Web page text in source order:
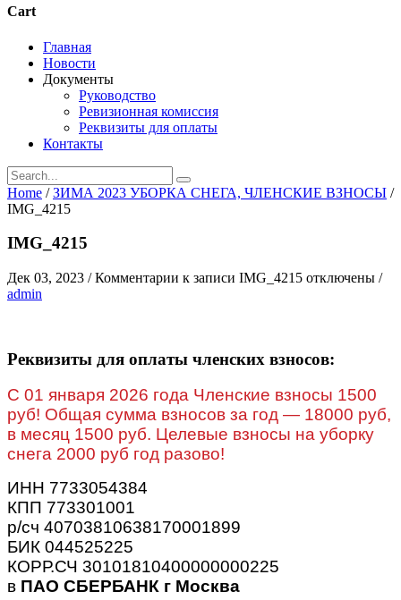
Cart
Главная
Новости
Документы
Руководство
Ревизионная комиссия
Реквизиты для оплаты
Контакты
Home / ЗИМА 2023 УБОРКА СНЕГА, ЧЛЕНСКИЕ ВЗНОСЫ /
IMG_4215
IMG_4215
Дек 03, 2023 /Комментарии к записи IMG_4215 отключены /
admin
Реквизиты для оплаты членских взносов:
C 01 января 2026 года Членские взносы 1500
руб! Общая сумма взносов за год — 18000 руб,
в месяц 1500 руб. Целевые взносы на уборку
снега 2000 руб год разово!
ИНН 7733054384
КПП 773301001
р/сч 40703810638170001899
БИК 044525225
КОРР.СЧ 30101810400000000225
в ПАО СБЕРБАНК г Москва